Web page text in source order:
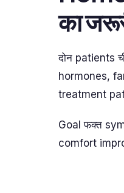
का
दोन patients
hormones,
treatment
Goal फक्त
comfort